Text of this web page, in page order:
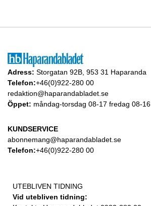
Adress: Storgatan 92B, 953 31 Haparanda
Telefon:+46(0)922-280 00
redaktion@haparandabladet.se
Öppet: måndag-torsdag 08-17 fredag 08-16
KUNDSERVICE
abonnemang@haparandabladet.se
Telefon:+46(0)922-280 00
UTEBLIVEN TIDNING
Vid utebliven tidning: